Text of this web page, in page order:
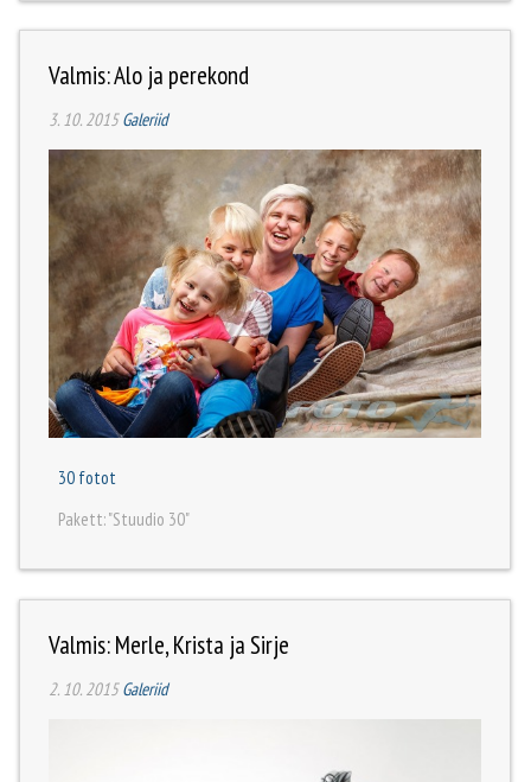
Valmis: Alo ja perekond
3. 10. 2015Galeriid
30 fotot
Pakett: "Stuudio 30"
Valmis: Merle, Krista ja Sirje
2. 10. 2015Galeriid